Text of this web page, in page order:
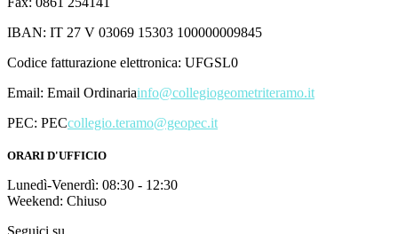
IBAN: IT 27 V 03069 15303 100000009845
Codice fatturazione elettronica: UFGSL0
Email: Email Ordinariainfo@collegiogeometriteramo.it
PEC: PECcollegio.teramo@geopec.it
ORARI D'UFFICIO
Lunedì-Venerdì: 08:30 - 12:30
Weekend: Chiuso
Seguici su